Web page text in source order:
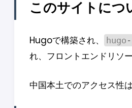
このサイトにつ
Hugoで構築され、
れ、フロントエンドリソ
中国本土でのアクセス性